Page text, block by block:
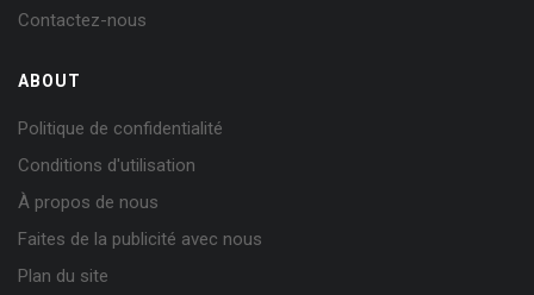
Contactez-nous
ABOUT
Politique de confidentialité
Conditions d'utilisation
À propos de nous
Faites de la publicité avec nous
Plan du site